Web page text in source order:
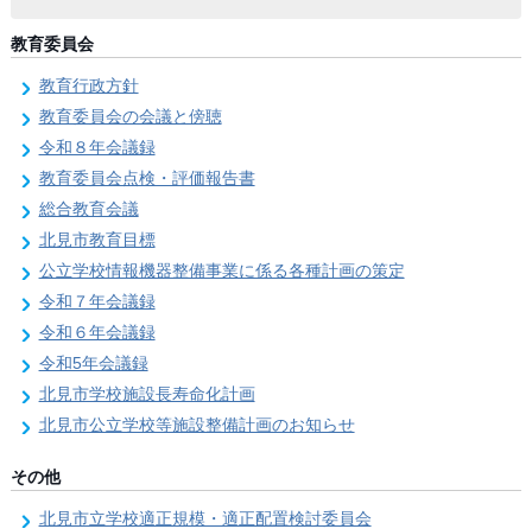
教育委員会
教育行政方針
教育委員会の会議と傍聴
令和８年会議録
教育委員会点検・評価報告書
総合教育会議
北見市教育目標
公立学校情報機器整備事業に係る各種計画の策定
令和７年会議録
令和６年会議録
令和5年会議録
北見市学校施設長寿命化計画
北見市公立学校等施設整備計画のお知らせ
その他
北見市立学校適正規模・適正配置検討委員会